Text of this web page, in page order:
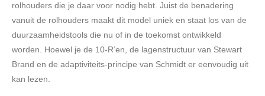
rolhouders die je daar voor nodig hebt. Juist de benadering
vanuit de rolhouders maakt dit model uniek en staat los van de
duurzaamheidstools die nu of in de toekomst ontwikkeld
worden. Hoewel je de 10-R’en, de lagenstructuur van Stewart
Brand en de adaptiviteits-principe van Schmidt er eenvoudig uit
kan lezen.